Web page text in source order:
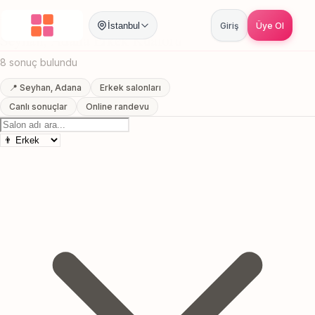
İstanbul Giriş Üye Ol
Anasayfa / Adana Seyhan Erkek Kuaförü
Seyhan, Adana Erkek Kuaförü
8 sonuç bulundu
📍 Seyhan, Adana
Erkek salonları
Canlı sonuçlar
Online randevu